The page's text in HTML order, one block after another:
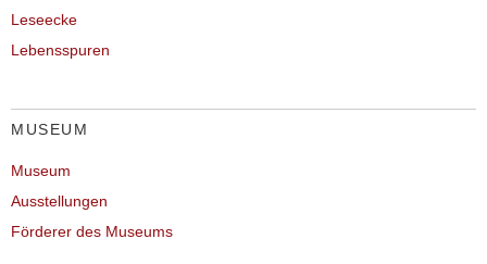
Leseecke
Lebensspuren
MUSEUM
Museum
Ausstellungen
Förderer des Museums